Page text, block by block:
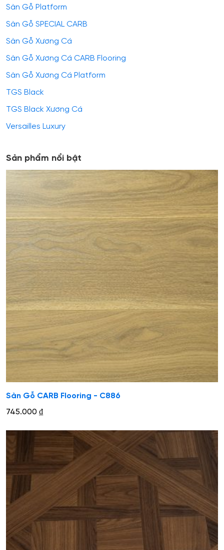
Sàn Gỗ Platform
Sàn Gỗ SPECIAL CARB
Sàn Gỗ Xương Cá
Sàn Gỗ Xương Cá CARB Flooring
Sàn Gỗ Xương Cá Platform
TGS Black
TGS Black Xương Cá
Versailles Luxury
Sản phẩm nổi bật
Sàn Gỗ CARB Flooring - C886
745.000 ₫